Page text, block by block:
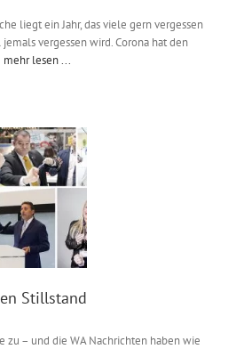
liegt ein Jahr, das viele gern vergessen
vergessen wird. Corona hat den
mehr lesen ...
Stillstand
zu – und die WA Nachrichten haben wie